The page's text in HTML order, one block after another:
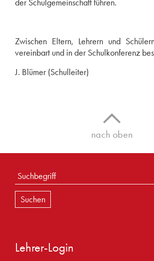
Zwischen Eltern, Lehrern und
vereinbart und in der Schulkonferenz
J. Blümer (Schulleiter)
nach oben
Lehrer-Login